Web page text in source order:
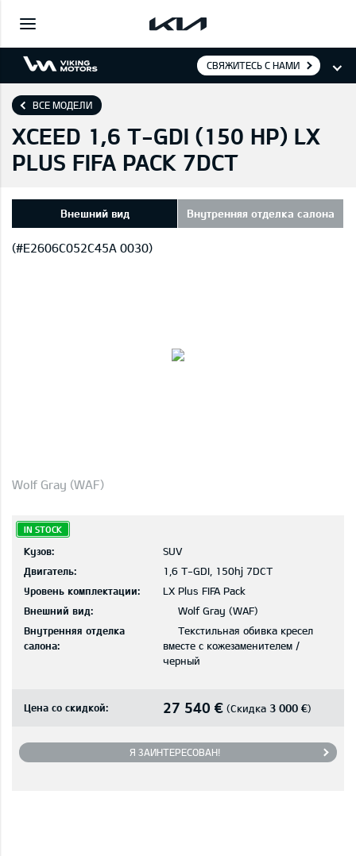
СВЯЖИТЕСЬ С НАМИ
ВСЕ МОДЕЛИ
XCEED 1,6 T-GDI (150 HP) LX
PLUS FIFA PACK 7DCT
Внешний вид Внутренняя отделка салона
(#E2606C052C45A 0030)
Wolf Gray (WAF)
IN STOCK
Кузов:
SUV
Двигатель:
1,6 T-GDI, 150hj 7DCT
Уровень комплектации:
LX Plus FIFA Pack
Внешний вид:
Wolf Gray (WAF)
Внутренняя отделка
салона:
Текстильная обивка кресел
вместе с кожезаменителем /
черный
Цена со скидкой: 27 540 € (Скидка 3 000 €)
Я ЗАИНТЕРЕСОВАН!